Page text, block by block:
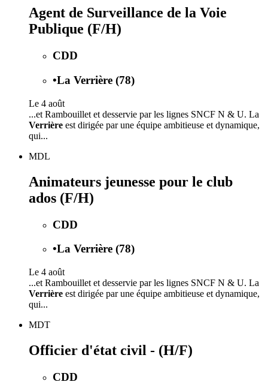
Agent de Surveillance de la Voie
Publique (F/H)
CDD
•La Verrière (78)
Le 4 août
...et Rambouillet et desservie par les lignes SNCF N & U. La
Verrière est dirigée par une équipe ambitieuse et dynamique,
qui...
MDL
Animateurs jeunesse pour le club
ados (F/H)
CDD
•La Verrière (78)
Le 4 août
...et Rambouillet et desservie par les lignes SNCF N & U. La
Verrière est dirigée par une équipe ambitieuse et dynamique,
qui...
MDT
Officier d'état civil - (H/F)
CDD